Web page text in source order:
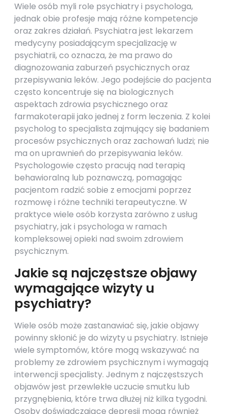
Wiele osób myli role psychiatry i psychologa,
jednak obie profesje mają różne kompetencje
oraz zakres działań. Psychiatra jest lekarzem
medycyny posiadającym specjalizację w
psychiatrii, co oznacza, że ma prawo do
diagnozowania zaburzeń psychicznych oraz
przepisywania leków. Jego podejście do pacjenta
często koncentruje się na biologicznych
aspektach zdrowia psychicznego oraz
farmakoterapii jako jednej z form leczenia. Z kolei
psycholog to specjalista zajmujący się badaniem
procesów psychicznych oraz zachowań ludzi; nie
ma on uprawnień do przepisywania leków.
Psychologowie często pracują nad terapią
behawioralną lub poznawczą, pomagając
pacjentom radzić sobie z emocjami poprzez
rozmowę i różne techniki terapeutyczne. W
praktyce wiele osób korzysta zarówno z usług
psychiatry, jak i psychologa w ramach
kompleksowej opieki nad swoim zdrowiem
psychicznym.
Jakie są najczęstsze objawy
wymagające wizyty u
psychiatry?
Wiele osób może zastanawiać się, jakie objawy
powinny skłonić je do wizyty u psychiatry. Istnieje
wiele symptomów, które mogą wskazywać na
problemy ze zdrowiem psychicznym i wymagają
interwencji specjalisty. Jednym z najczęstszych
objawów jest przewlekłe uczucie smutku lub
przygnębienia, które trwa dłużej niż kilka tygodni.
Osoby doświadczające depresji mogą również